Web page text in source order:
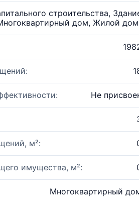
строительства,
дом, Жилой
Не
м²:
имущества, м²:
Многоквартирный